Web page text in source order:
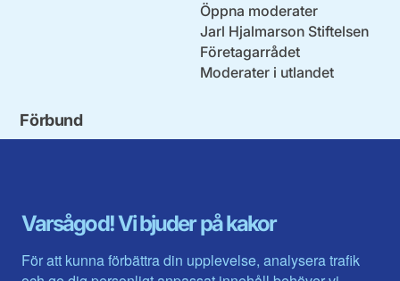
Varsågod! Vi bjuder på kakor
För att kunna förbättra din upplevelse, analysera trafik
Öppna moderater
Jarl Hjalmarson Stiftelsen
Företagarrådet
Moderater i utlandet
Förbund
Gävleborg
Halland
Jämtlands län
Jönköpings län
Värmlands län
Västerbotten
Västra Götaland
Västernorrland